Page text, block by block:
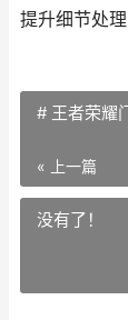
提升细节处
# 王者荣耀
« 上一篇
没有了！